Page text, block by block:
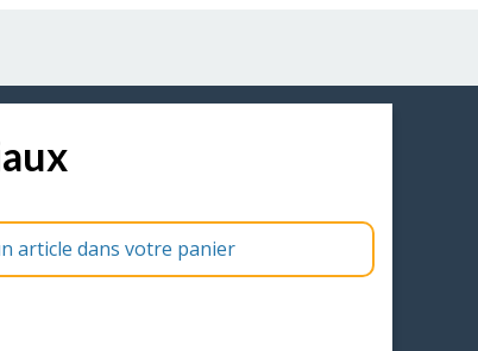
article dans votre panier